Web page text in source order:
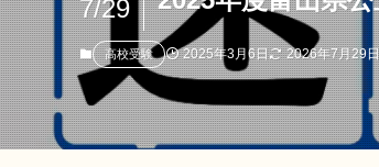
7/29
高校受験 2025年3月6日 2026年7月29日